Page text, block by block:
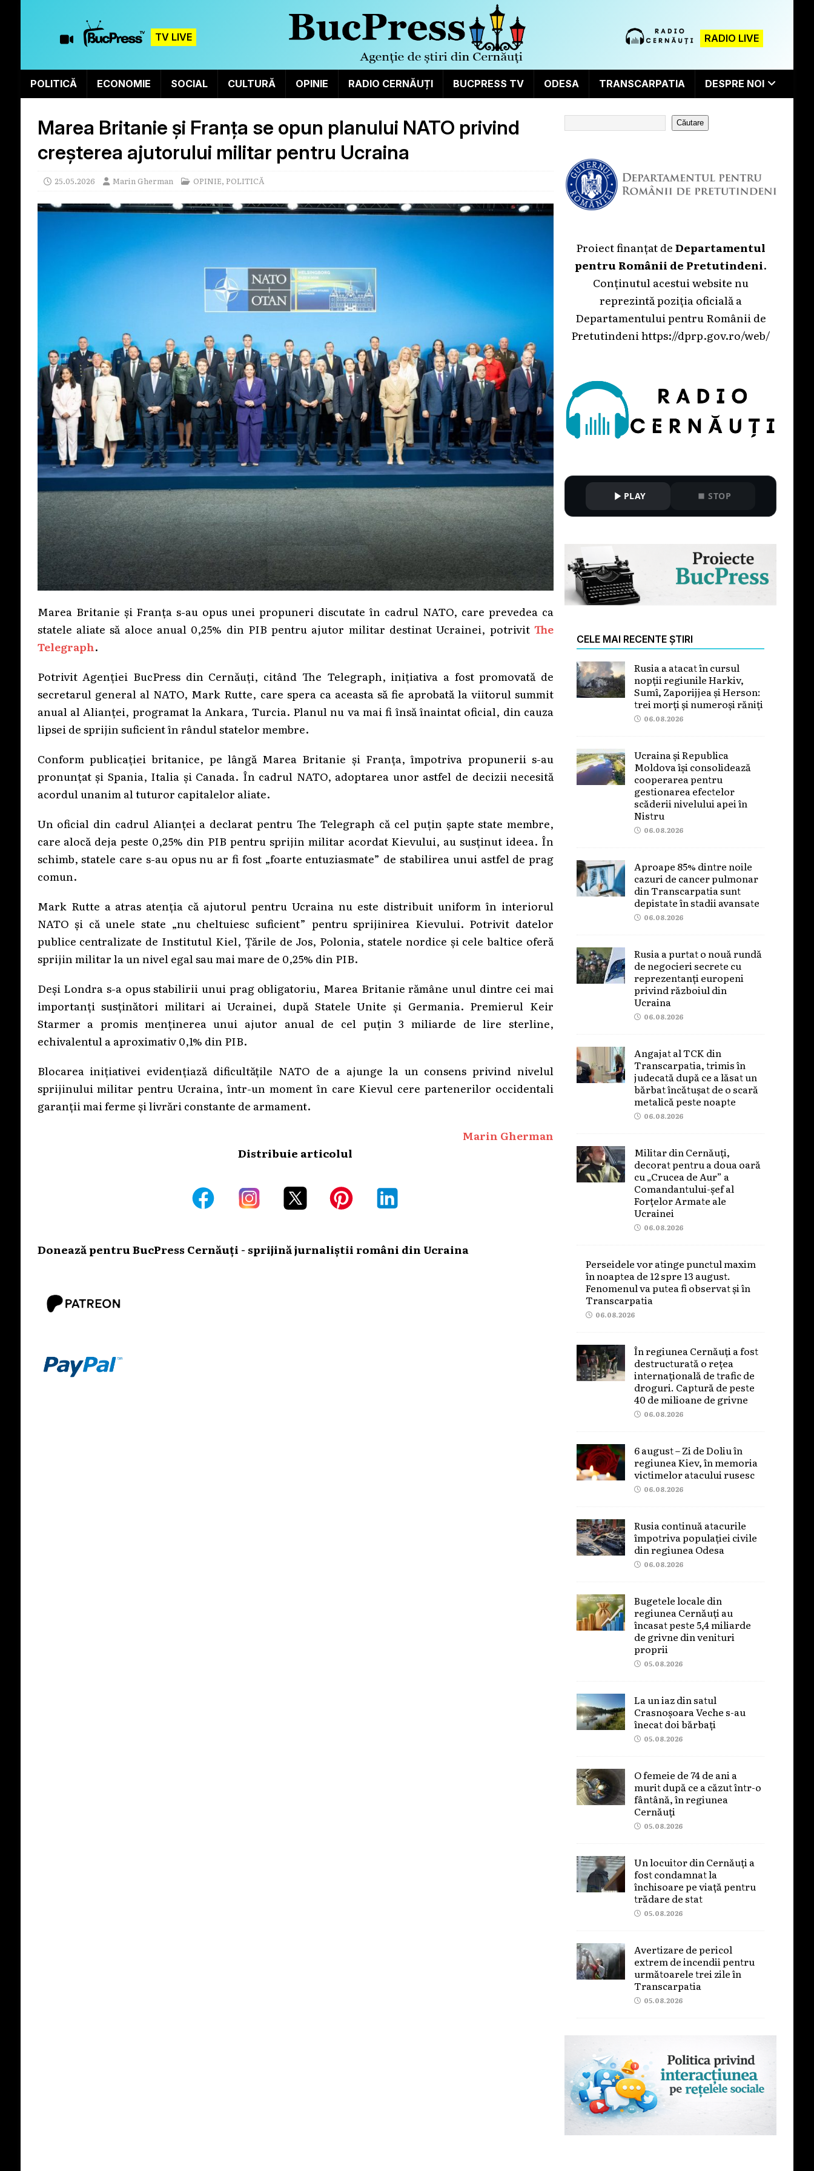
TV LIVE RADIO LIVE
POLITICĂ ECONOMIE SOCIAL CULTURĂ OPINIE RADIO CERNĂUȚI BUCPRESS TV ODESA TRANSCARPATIA DESPRE NOI
Marea Britanie și Franța se opun planului NATO privind
creșterea ajutorului militar pentru Ucraina
25.05.2026 Marin Gherman OPINIE, POLITICĂ
Marea Britanie și Franța s-au opus unei propuneri discutate în cadrul NATO, care prevedea ca
statele aliate să aloce anual 0,25% din PIB pentru ajutor militar destinat Ucrainei, potrivitThe
Telegraph.
Potrivit Agenției BucPress din Cernăuți, citând The Telegraph, inițiativa a fost promovată de
secretarul general al NATO, Mark Rutte, care spera ca aceasta să fie aprobată la viitorul summit
anual al Alianței, programat la Ankara, Turcia. Planul nu va mai fi însă înaintat oficial, din cauza
lipsei de sprijin suficient în rândul statelor membre.
Conform publicației britanice, pe lângă Marea Britanie și Franța, împotriva propunerii s-au
pronunțat și Spania, Italia și Canada. În cadrul NATO, adoptarea unor astfel de decizii necesită
acordul unanim al tuturor capitalelor aliate.
Un oficial din cadrul Alianței a declarat pentru The Telegraph că cel puțin șapte state membre,
care alocă deja peste 0,25% din PIB pentru sprijin militar acordat Kievului, au susținut ideea. În
schimb, statele care s-au opus nu ar fi fost „foarte entuziasmate” de stabilirea unui astfel de prag
comun.
Mark Rutte a atras atenția că ajutorul pentru Ucraina nu este distribuit uniform în interiorul
NATO și că unele state „nu cheltuiesc suficient” pentru sprijinirea Kievului. Potrivit datelor
publice centralizate de Institutul Kiel, Țările de Jos, Polonia, statele nordice și cele baltice oferă
sprijin militar la un nivel egal sau mai mare de 0,25% din PIB.
Deși Londra s-a opus stabilirii unui prag obligatoriu, Marea Britanie rămâne unul dintre cei mai
importanți susținători militari ai Ucrainei, după Statele Unite și Germania. Premierul Keir
Starmer a promis menținerea unui ajutor anual de cel puțin 3 miliarde de lire sterline,
echivalentul a aproximativ 0,1% din PIB.
Blocarea inițiativei evidențiază dificultățile NATO de a ajunge la un consens privind nivelul
sprijinului militar pentru Ucraina, într-un moment în care Kievul cere partenerilor occidentali
garanții mai ferme și livrări constante de armament.
Marin Gherman
Distribuie articolul
Donează pentru BucPress Cernăuți - sprijină jurnaliștii români din Ucraina
Căutare
Proiect finanțat deDepartamentul
pentru Românii de Pretutindeni.
Conținutul acestui website nu
reprezintă poziția oficială a
Departamentului pentru Românii de
Pretutindenihttps://dprp.gov.ro/web/
PLAY STOP
CELE MAI RECENTE ȘTIRI
Rusia a atacat în cursul
nopții regiunile Harkiv,
Sumî, Zaporijjea și Herson:
trei morți și numeroși răniți
06.08.2026
Ucraina și Republica
Moldova își consolidează
cooperarea pentru
gestionarea efectelor
scăderii nivelului apei în
Nistru
06.08.2026
Aproape 85% dintre noile
cazuri de cancer pulmonar
din Transcarpatia sunt
depistate în stadii avansate
06.08.2026
Rusia a purtat o nouă rundă
de negocieri secrete cu
reprezentanți europeni
privind războiul din
Ucraina
06.08.2026
Angajat al TCK din
Transcarpatia, trimis în
judecată după ce a lăsat un
bărbat încătușat de o scară
metalică peste noapte
06.08.2026
Militar din Cernăuți,
decorat pentru a doua oară
cu „Crucea de Aur” a
Comandantului-șef al
Forțelor Armate ale
Ucrainei
06.08.2026
Perseidele vor atinge punctul maxim
în noaptea de 12 spre 13 august.
Fenomenul va putea fi observat și în
Transcarpatia
06.08.2026
În regiunea Cernăuți a fost
destructurată o rețea
internațională de trafic de
droguri. Captură de peste
40 de milioane de grivne
06.08.2026
6 august – Zi de Doliu în
regiunea Kiev, în memoria
victimelor atacului rusesc
06.08.2026
Rusia continuă atacurile
împotriva populației civile
din regiunea Odesa
06.08.2026
Bugetele locale din
regiunea Cernăuți au
încasat peste 5,4 miliarde
de grivne din venituri
proprii
05.08.2026
La un iaz din satul
Crasnoșoara Veche s-au
înecat doi bărbați
05.08.2026
O femeie de 74 de ani a
murit după ce a căzut într-o
fântână, în regiunea
Cernăuți
05.08.2026
Un locuitor din Cernăuți a
fost condamnat la
închisoare pe viață pentru
trădare de stat
05.08.2026
Avertizare de pericol
extrem de incendii pentru
următoarele trei zile în
Transcarpatia
05.08.2026